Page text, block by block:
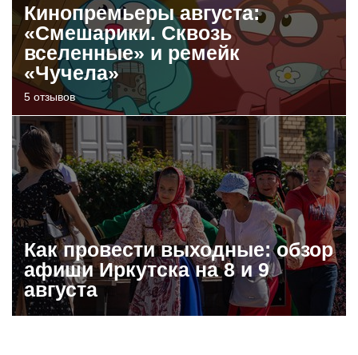
Кинопремьеры августа:
«Смешарики. Сквозь
вселенные» и ремейк
«Чучела»
5 отзывов
Как провести выходные: обзор
афиши Иркутска на 8 и 9
августа